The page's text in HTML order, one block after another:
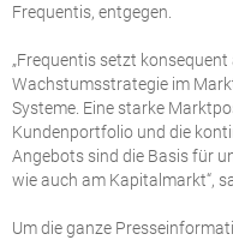
Frequentis, entgegen.
„Frequentis setzt
Wachstumsstrategie im
Systeme. Eine starke
Kundenportfolio und die
Angebots sind die Basis für
wie auch am Kapitalmarkt“,
Um die ganze